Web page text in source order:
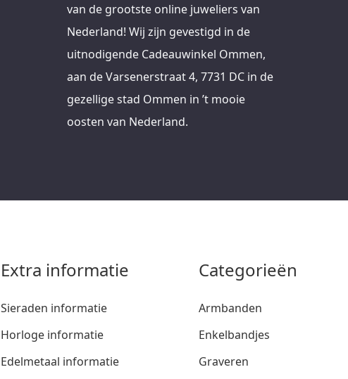
van de grootste online juweliers van
Nederland! Wij zijn gevestigd in de
uitnodigende Cadeauwinkel Ommen,
aan de Varsenerstraat 4, 7731 DC in de
gezellige stad Ommen in ’t mooie
oosten van Nederland.
Extra informatie
Sieraden informatie
Horloge informatie
Edelmetaal informatie
Categorieën
Armbanden
Enkelbandjes
Graveren